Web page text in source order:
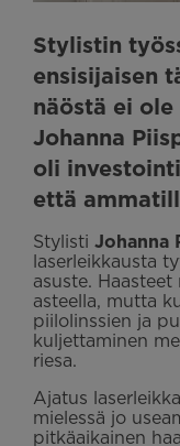
Stylistin
ensisijaisen
näöstä ei
Johanna
oli
että
Stylisti Johanna
laserleikkausta
asuste.
asteella, mutta
piilolinssien ja
kuljettaminen
riesa.
Ajatus
mielessä jo
pitkäaikainen